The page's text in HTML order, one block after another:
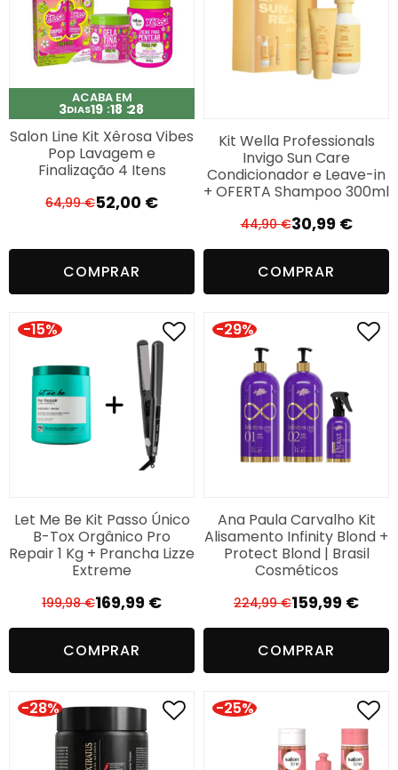
ACABA EM
3DIAS19 18 27
Salon Line Kit Xêrosa Vibes
Pop Lavagem e
Finalização 4 Itens
64,99€ O
original
era:
64,99 €.
52,00 €
O
atual
é:
52,00 €.
COMPRAR
Kit Wella Professionals
Invigo Sun Care
Condicionador e Leave-in
+ OFERTA Shampoo 300ml
44,90€ O
preço
original
era:
30,99 €
O
preço
atual
é:
COMPRAR
-15%
Let Me Be Kit Passo Único
B-Tox Orgânico Pro
Repair 1 Kg + Prancha Lizze
Extreme
199,98€ O
preço
original
era:
199,98 €.
169,99 €
O
preço
atual
é:
169,99 €.
COMPRAR
-29%
Ana Paula Carvalho Kit
Alisamento Infinity Blond +
Protect Blond | Brasil
Cosméticos
224,99€ O
preço
original
era:
224,99 €.
159,99 €
O
preço
atual
é:
159,99 €.
COMPRAR
-28% -25%